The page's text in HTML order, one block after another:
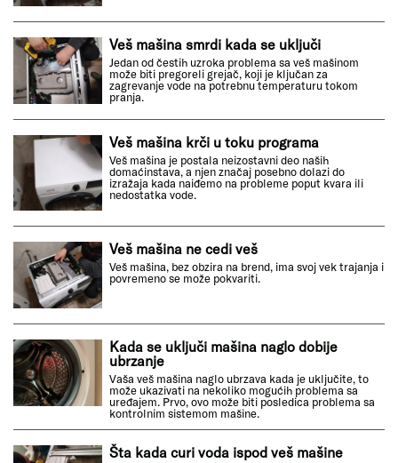
Veš mašina smrdi kada se uključi
Jedan od čestih uzroka problema sa veš mašinom
može biti pregoreli grejač, koji je ključan za
zagrevanje vode na potrebnu temperaturu tokom
pranja.
Veš mašina krči u toku programa
Veš mašina je postala neizostavni deo naših
domaćinstava, a njen značaj posebno dolazi do
izražaja kada naiđemo na probleme poput kvara ili
nedostatka vode.
Veš mašina ne cedi veš
Veš mašina, bez obzira na brend, ima svoj vek trajanja i
povremeno se može pokvariti.
Kada se uključi mašina naglo dobije
ubrzanje
Vaša veš mašina naglo ubrzava kada je uključite, to
može ukazivati na nekoliko mogućih problema sa
uređajem. Prvo, ovo može biti posledica problema sa
kontrolnim sistemom mašine.
Šta kada curi voda ispod veš mašine